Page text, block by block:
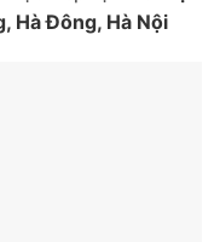
Hà Đông, Hà Nội